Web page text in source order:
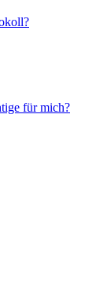
für mich?